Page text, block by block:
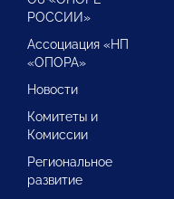
РОССИИ»
Ассоциация «НП
«ОПОРА»
Новости
Комитеты и
Комиссии
Региональное
развитие